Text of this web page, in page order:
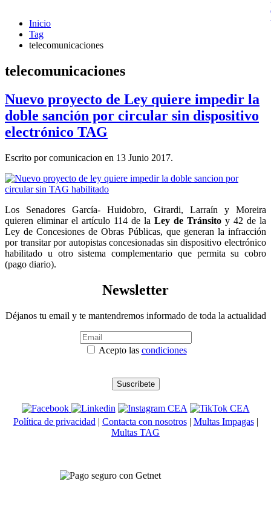
Inicio
Tag
telecomunicaciones
telecomunicaciones
Nuevo proyecto de Ley quiere impedir la
doble sanción por circular sin dispositivo
electrónico TAG
Escrito por comunicacion en 13 Junio 2017.
Los Senadores García- Huidobro, Girardi, Larraín y Moreira
quieren eliminar el artículo 114 de la Ley de Tránsito y 42 de la
Ley de Concesiones de Obras Públicas, que generan la infracción
por transitar por autopistas concesionadas sin dispositivo electrónico
habilitado u otro sistema complementario que permita su cobro
(pago diario).
Newsletter
Déjanos tu email y te mantendremos informado de toda la actualidad
Acepto las condiciones
Política de privacidad | Contacta con nosotros| Multas Impagas|
Multas TAG